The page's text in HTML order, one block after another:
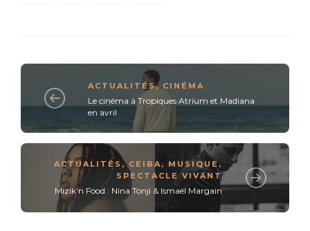
ACTUALITÉS, CINÉMA
Le cinéma à Tropiques Atrium et Madiana
en avril
ACTUALITÉS , CEIBA, MUSIQUE ,
SPECTACLE VIVANT
Mizik’n Food : Nina Tonji & Ismaël Margain